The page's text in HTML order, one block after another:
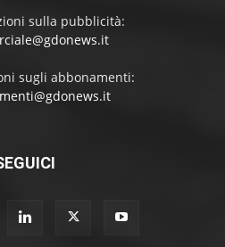
sulla pubblicità:
sugli abbonamenti: